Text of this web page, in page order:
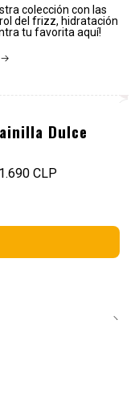
colección con las
del frizz, hidratación
tu favorita aquí!
Dulce
CLP